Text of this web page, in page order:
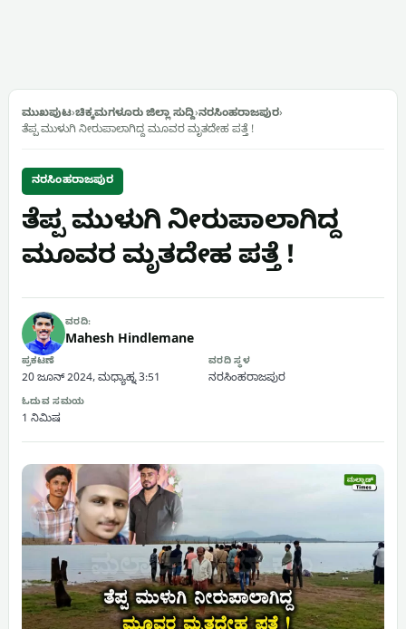
ಮುಖಪುಟ›ಚಿಕ್ಕಮಗಳೂರು ಜಿಲ್ಲಾ ಸುದ್ದಿ›ನರಸಿಂಹರಾಜಪುರ›
ತೆಪ್ಪ ಮುಳುಗಿ ನೀರುಪಾಲಾಗಿದ್ದ ಮೂವರ ಮೃತದೇಹ ಪತ್ತೆ !
ನರಸಿಂಹರಾಜಪುರ
ತೆಪ್ಪ ಮುಳುಗಿ ನೀರುಪಾಲಾಗಿದ್ದ
ಮೂವರ ಮೃತದೇಹ ಪತ್ತೆ !
ವರದಿ:
Mahesh Hindlemane
ಪ್ರಕಟಣೆ
20 ಜೂನ್ 2024, ಮಧ್ಯಾಹ್ನ 3:51
ವರದಿ ಸ್ಥಳ
ನರಸಿಂಹರಾಜಪುರ
ಓದುವ ಸಮಯ
1 ನಿಮಿಷ